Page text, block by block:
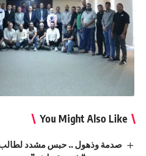
You Might Also Like